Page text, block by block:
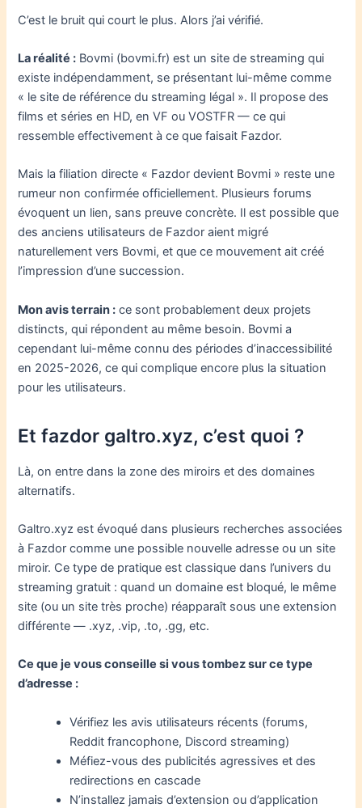
C’est le bruit qui court le plus. Alors j’ai vérifié.
La réalité : Bovmi (bovmi.fr) est un site de streaming qui
existe indépendamment, se présentant lui-même comme
« le site de référence du streaming légal ». Il propose des
films et séries en HD, en VF ou VOSTFR — ce qui
ressemble effectivement à ce que faisait Fazdor.
Mais la filiation directe « Fazdor devient Bovmi » reste une
rumeur non confirmée officiellement. Plusieurs forums
évoquent un lien, sans preuve concrète. Il est possible que
des anciens utilisateurs de Fazdor aient migré
naturellement vers Bovmi, et que ce mouvement ait créé
l’impression d’une succession.
Mon avis terrain : ce sont probablement deux projets
distincts, qui répondent au même besoin. Bovmi a
cependant lui-même connu des périodes d’inaccessibilité
en 2025-2026, ce qui complique encore plus la situation
pour les utilisateurs.
Et fazdor galtro.xyz, c’est quoi ?
Là, on entre dans la zone des miroirs et des domaines
alternatifs.
Galtro.xyz est évoqué dans plusieurs recherches associées
à Fazdor comme une possible nouvelle adresse ou un site
miroir. Ce type de pratique est classique dans l’univers du
streaming gratuit : quand un domaine est bloqué, le même
site (ou un site très proche) réapparaît sous une extension
différente — .xyz, .vip, .to, .gg, etc.
Ce que je vous conseille si vous tombez sur ce type
d’adresse :
Vérifiez les avis utilisateurs récents (forums,
Reddit francophone, Discord streaming)
Méfiez-vous des publicités agressives et des
redirections en cascade
N’installez jamais d’extension ou d’application